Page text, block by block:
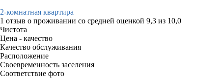
2-комнатная квартира
1 отзыв о проживании со средней оценкой 9,3 из 10,0
Чистота
Цена - качество
Качество обслуживания
Расположение
Своевременность заселения
Соответствие фото